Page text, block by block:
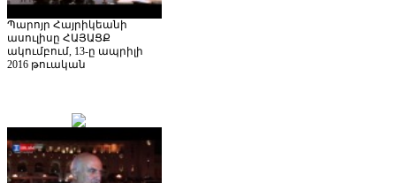
Պարոյր Հայրիկեանի
ասուլիսը ՀԱՅԱՑՔ
ակումբում, 13-ը ապրիլի
2016 թուական